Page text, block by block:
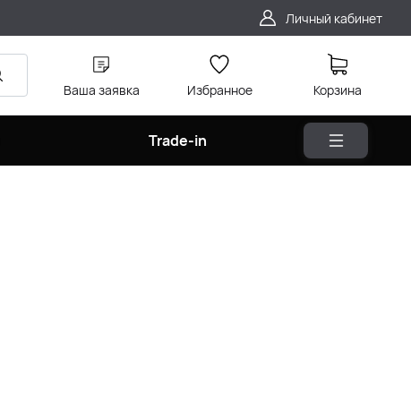
Личный кабинет
Ваша заявка Избранное Корзина
Trade-in